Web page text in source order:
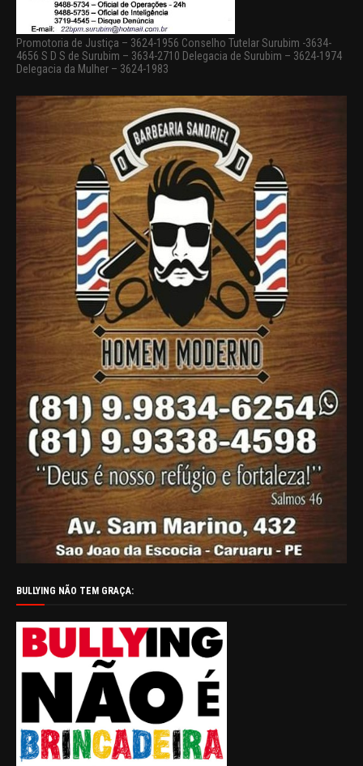
Promotoria de Justiça – 3624-1956 Conselho Tutelar Surubim -3634-
4656 S D S de Surubim – 3634-2710 Delegacia de Surubim – 3624-1974
Delegacia da Mulher – 3624-1983
BULLYING NÃO TEM GRAÇA: